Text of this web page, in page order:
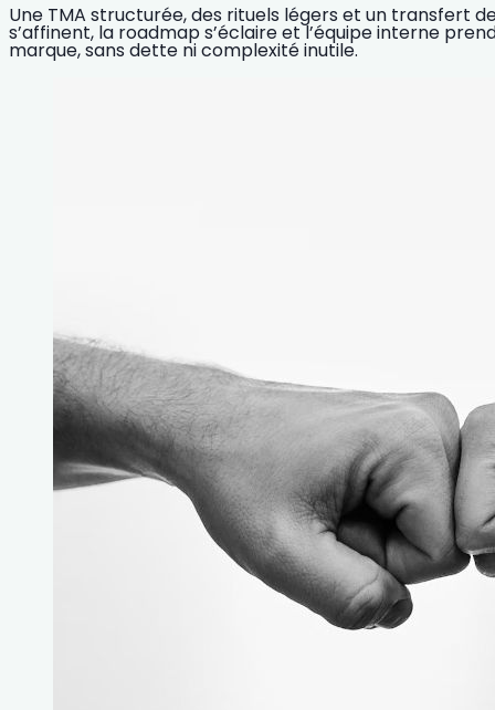
Une TMA structurée, des rituels légers et un transfert
s’affinent, la roadmap s’éclaire et l’équipe interne
marque, sans dette ni complexité inutile.